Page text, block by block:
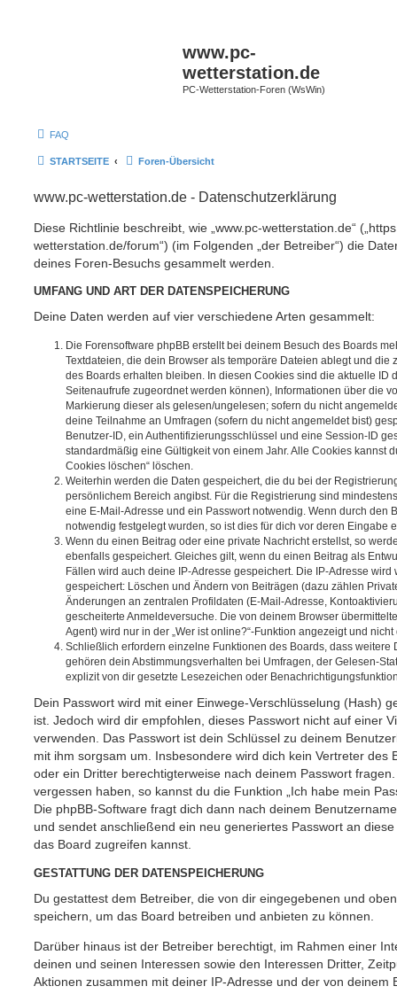
www.pc-
wetterstation.de
PC-Wetterstation-Foren (WsWin)
FAQ
STARTSEITE Foren-Übersicht
www.pc-wetterstation.de - Datenschutzerklärung
Diese Richtlinie beschreibt, wie „www.pc-wetterstation.de“
wetterstation.de/forum“) (im Folgenden „der Betreiber“) die
deines Foren-Besuchs gesammelt werden.
UMFANG UND ART DER DATENSPEICHERUNG
Deine Daten werden auf vier verschiedene Arten gesammelt:
Die Forensoftware phpBB erstellt bei deinem Besuch des Boards
Textdateien, die dein Browser als temporäre Dateien ablegt und die
des Boards erhalten bleiben. In diesen Cookies sind die aktuelle ID
Seitenaufrufe zugeordnet werden können), Informationen über die
Markierung dieser als gelesen/ungelesen; sofern du nicht
deine Teilnahme an Umfragen (sofern du nicht angemeldet bist)
Benutzer-ID, ein Authentifizierungsschlüssel und eine Session-ID
standardmäßig eine Gültigkeit von einem Jahr. Alle Cookies kannst
Cookies löschen“ löschen.
Weiterhin werden die Daten gespeichert, die du bei der
persönlichem Bereich angibst. Für die Registrierung sind
eine E-Mail-Adresse und ein Passwort notwendig. Wenn durch den
notwendig festgelegt wurden, so ist dies für dich vor deren Eingabe
Wenn du einen Beitrag oder eine private Nachricht erstellst, so
ebenfalls gespeichert. Gleiches gilt, wenn du einen Beitrag als
Fällen wird auch deine IP-Adresse gespeichert. Die IP-Adresse
gespeichert: Löschen und Ändern von Beiträgen (dazu zählen
Änderungen an zentralen Profildaten (E-Mail-Adresse,
gescheiterte Anmeldeversuche. Die von deinem Browser
Agent) wird nur in der „Wer ist online?“-Funktion angezeigt und
Schließlich erfordern einzelne Funktionen des Boards, dass weitere
gehören dein Abstimmungsverhalten bei Umfragen, der Gelesen-
explizit von dir gesetzte Lesezeichen oder
Dein Passwort wird mit einer Einwege-Verschlüsselung (Hash)
ist. Jedoch wird dir empfohlen, dieses Passwort nicht auf einer
verwenden. Das Passwort ist dein Schlüssel zu deinem
mit ihm sorgsam um. Insbesondere wird dich kein Vertreter des
oder ein Dritter berechtigterweise nach deinem Passwort
vergessen haben, so kannst du die Funktion „Ich habe mein
Die phpBB-Software fragt dich dann nach deinem
und sendet anschließend ein neu generiertes Passwort an
das Board zugreifen kannst.
GESTATTUNG DER DATENSPEICHERUNG
Du gestattest dem Betreiber, die von dir eingegebenen und
speichern, um das Board betreiben und anbieten zu können.
Darüber hinaus ist der Betreiber berechtigt, im Rahmen einer
deinen und seinen Interessen sowie den Interessen Dritter,
Aktionen zusammen mit deiner IP-Adresse und der von deinem